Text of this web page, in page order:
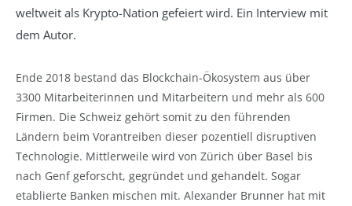
weltweit als Krypto-Nation gefeiert wird. Ein Interview mit
dem Autor.
Ende 2018 bestand das Blockchain-Ökosystem aus über
3300 Mitarbeiterinnen und Mitarbeitern und mehr als 600
Firmen. Die Schweiz gehört somit zu den führenden
Ländern beim Vorantreiben dieser pozentiell disruptiven
Technologie. Mittlerweile wird von Zürich über Basel bis
nach Genf geforscht, gegründet und gehandelt. Sogar
etablierte Banken mischen mit. Alexander Brunner hat mit